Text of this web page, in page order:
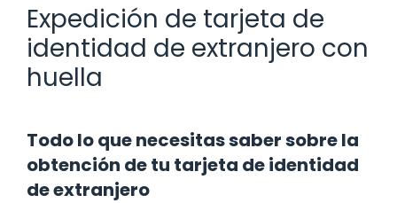
Expedición de tarjeta de
identidad de extranjero con
huella
Todo lo que necesitas saber sobre la
obtención de tu tarjeta de identidad
de extranjero